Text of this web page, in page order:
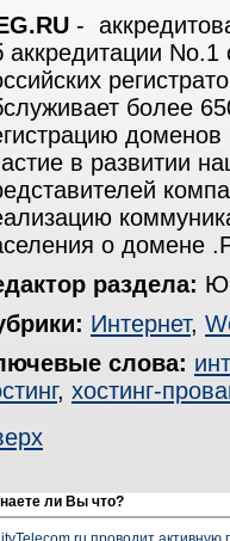
.RU -
аккредитации
более
доменов
в развитии
о домене
раздела:
Интернет,
слова:
, хостинг-
ли Вы что?